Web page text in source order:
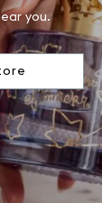
you.